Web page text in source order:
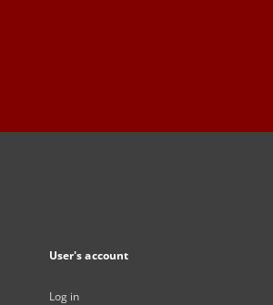
User's account
Log in